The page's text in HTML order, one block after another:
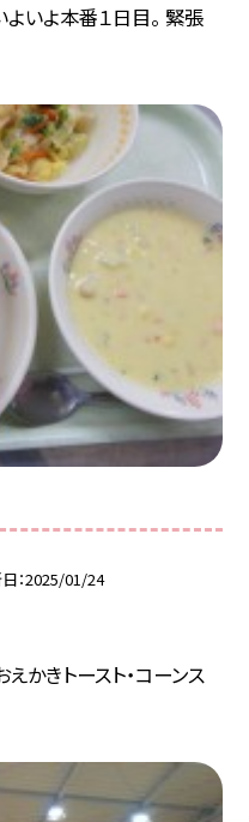
いよ本番１日目。 緊張
2025/01/24
かきトースト・コーンス